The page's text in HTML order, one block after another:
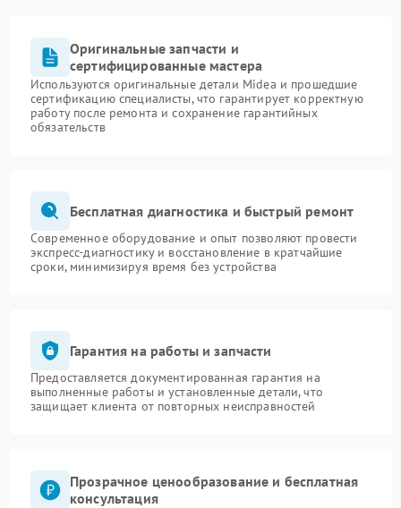
Оригинальные запчасти и
сертифицированные мастера
Используются оригинальные детали Midea и прошедшие
сертификацию специалисты, что гарантирует корректную
работу после ремонта и сохранение гарантийных
обязательств
Бесплатная диагностика и быстрый ремонт
Современное оборудование и опыт позволяют провести
экспресс-диагностику и восстановление в кратчайшие
сроки, минимизируя время без устройства
Гарантия на работы и запчасти
Предоставляется документированная гарантия на
выполненные работы и установленные детали, что
защищает клиента от повторных неисправностей
Прозрачное ценообразование и бесплатная
консультация